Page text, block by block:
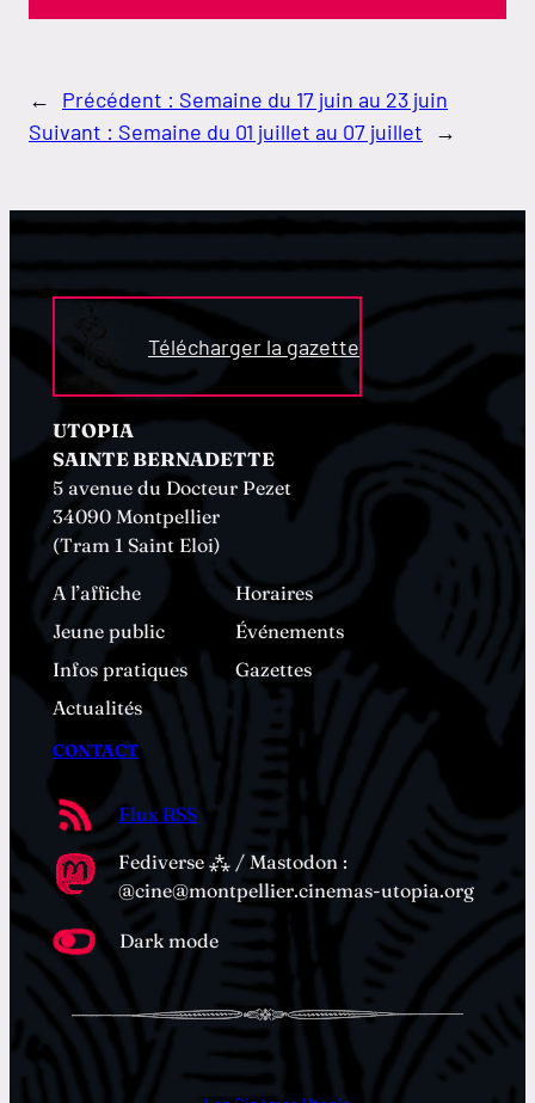
← Précédent : Semaine du 17 juin au 23 juin
Suivant : Semaine du 01 juillet au 07 juillet →
Télécharger la gazette
UTOPIA
SAINTE BERNADETTE
5 avenue du Docteur Pezet
34090 Montpellier
(Tram 1 Saint Eloi)
A l’affiche
Horaires
Jeune public
Événements
Infos pratiques
Gazettes
Actualités
CONTACT
Flux RSS
Fediverse ⁂ / Mastodon :
@cine@montpellier.cinemas-utopia.org
Dark mode